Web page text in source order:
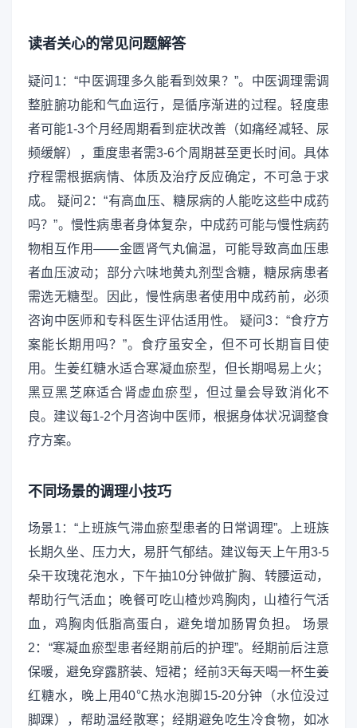
读者关心的常见问题解答
疑问1：“中医调理多久能看到效果？”。中医调理需调
整脏腑功能和气血运行，是循序渐进的过程。轻度患
者可能1-3个月经周期看到症状改善（如痛经减轻、尿
频缓解），重度患者需3-6个周期甚至更长时间。具体
疗程需根据病情、体质及治疗反应确定，不可急于求
成。 疑问2：“有高血压、糖尿病的人能吃这些中成药
吗？”。慢性病患者身体复杂，中成药可能与慢性病药
物相互作用——金匮肾气丸偏温，可能导致高血压患
者血压波动；部分六味地黄丸剂型含糖，糖尿病患者
需选无糖型。因此，慢性病患者使用中成药前，必须
咨询中医师和专科医生评估适用性。 疑问3：“食疗方
案能长期用吗？”。食疗虽安全，但不可长期盲目使
用。生姜红糖水适合寒凝血瘀型，但长期喝易上火；
黑豆黑芝麻适合肾虚血瘀型，但过量会导致消化不
良。建议每1-2个月咨询中医师，根据身体状况调整食
疗方案。
不同场景的调理小技巧
场景1：“上班族气滞血瘀型患者的日常调理”。上班族
长期久坐、压力大，易肝气郁结。建议每天上午用3-5
朵干玫瑰花泡水，下午抽10分钟做扩胸、转腰运动，
帮助行气活血；晚餐可吃山楂炒鸡胸肉，山楂行气活
血，鸡胸肉低脂高蛋白，避免增加肠胃负担。 场景
2：“寒凝血瘀型患者经期前后的护理”。经期前后注意
保暖，避免穿露脐装、短裙；经前3天每天喝一杯生姜
红糖水，晚上用40℃热水泡脚15-20分钟（水位没过
脚踝），帮助温经散寒；经期避免吃生冷食物，如冰